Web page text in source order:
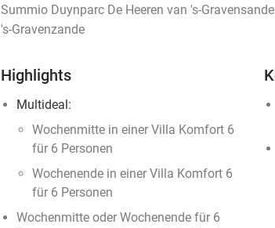
Summio Duynparc De Heeren van 's-Gravensande
's-Gravenzande
Highlights
Multideal:
Wochenmitte in einer Villa Komfort 6
für 6 Personen
Wochenende in einer Villa Komfort 6
für 6 Personen
Wochenmitte oder Wochenende für 6